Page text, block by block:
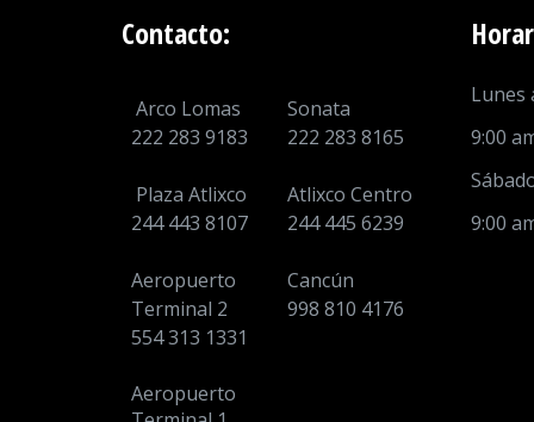
Contacto:
Arco Lomas
222 283 9183
Sonata
222 283 8165
Plaza Atlixco
244 443 8107
Atlixco Centro
244 445 6239
Aeropuerto
Terminal 2
554 313 1331
Cancún
998 810 4176
Aeropuerto
Lunes
9:00
9:00